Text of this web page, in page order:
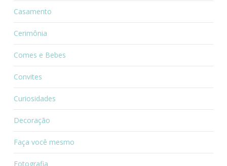
Casamento
Cerimônia
Comes e Bebes
Convites
Curiosidades
Decoração
Faça você mesmo
Fotografia